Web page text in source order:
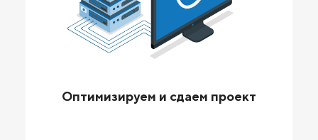
Оптимизируем и сдаем проект